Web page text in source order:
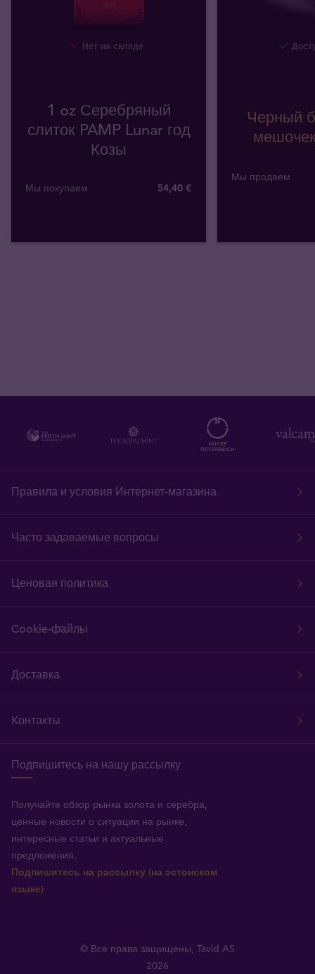
Нет на складе
1 oz Серебряный
слиток PAMP Lunar год
Козы
Мы покупаем 54,40 €
Черный
Мы продаем
Правила и условия Интернет-магазина
Часто задаваемые вопросы
Ценовая политика
Cookie-файлы
Доставка
Kонтакты
Подпишитесь на нашу рассылку
Получайте обзор рынка золота и серебра,
ценные новости о ситуации на рынке,
интересные статьи и актуальные
предложения.
Подпишитесь на рассылку (на эстонском
языке)
© Все права защищены, Tavid AS
2026